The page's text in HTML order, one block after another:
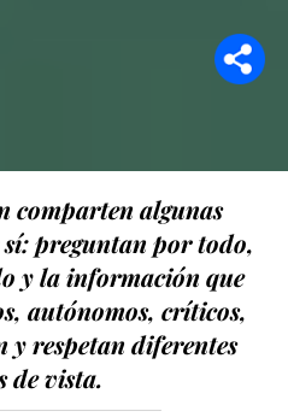
comparten algunas
preguntan por todo,
y la información que
autónomos, críticos,
y respetan diferentes
de vista.